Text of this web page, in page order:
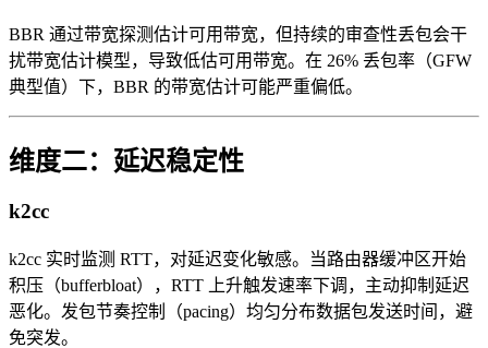
BBR 通过带宽探测估计可用带宽，但持续的审查性丢包会干
扰带宽估计模型，导致低估可用带宽。在 26% 丢包率（GFW
典型值）下，BBR 的带宽估计可能严重偏低。
维度二：延迟稳定性
k2cc
k2cc 实时监测 RTT，对延迟变化敏感。当路由器缓冲区开始
积压（bufferbloat），RTT 上升触发速率下调，主动抑制延迟
恶化。发包节奏控制（pacing）均匀分布数据包发送时间，避
免突发。